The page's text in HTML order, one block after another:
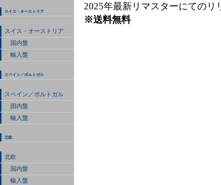
スイス・オーストリア
スイス・オーストリア
国内盤
輸入盤
スペイン／ポルトガル
スペイン／ポルトガル
国内盤
輸入盤
北欧
北欧
国内盤
輸入盤
2025年最新リマスターにてのリ
※送料無料